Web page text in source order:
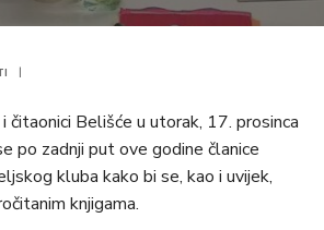
|
čitaonici Belišće u utorak, 17. prosinca
po zadnji put ove godine članice
kluba kako bi se, kao i uvijek,
knjigama.